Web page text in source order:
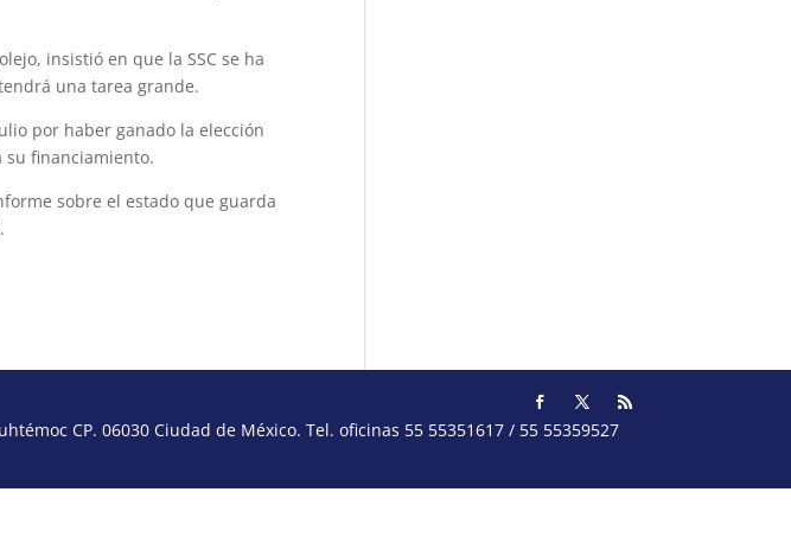
insistió en que la SSC se ha
una tarea grande.
por haber ganado la elección
su financiamiento.
sobre el estado que guarda
CP. 06030 Ciudad de México. Tel. oficinas 55 55351617 / 55 55359527